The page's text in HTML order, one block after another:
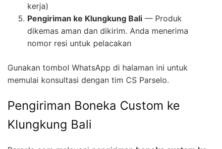
kerja)
Pengiriman ke Klungkung Bali — Produk
dikemas aman dan dikirim. Anda menerima
nomor resi untuk pelacakan
Gunakan tombol WhatsApp di halaman ini untuk
memulai konsultasi dengan tim CS Parselo.
Pengiriman Boneka Custom ke
Klungkung Bali